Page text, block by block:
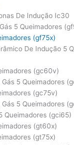
De Indução Ic30
5 Queimadores
(gf75x)
De Indução 5
(gc60v)
5 Queimadores
(gc75v)
5 Queimadores
Queimadores (gci65)
(gt60x)
(gt75x)